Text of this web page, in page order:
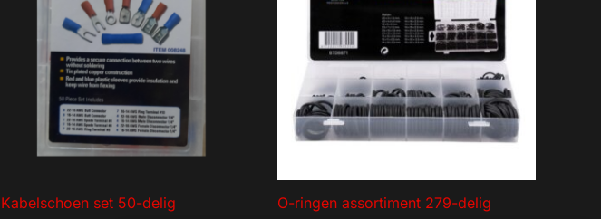
Kabelschoen set 50-delig O-ringen assortiment 279-delig